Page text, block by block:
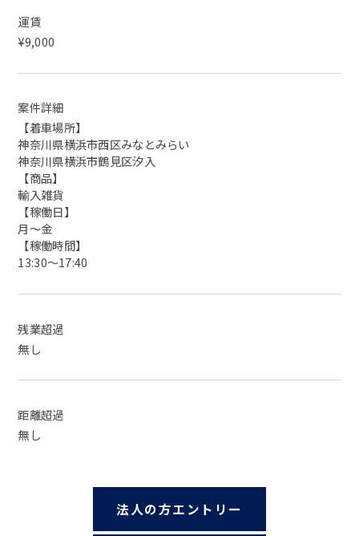
運賃
¥9,000
案件詳細
【着車場所】
神奈川県横浜市西区みなとみらい
神奈川県横浜市鶴見区汐入
【商品】
輸入雑貨
【稼働日】
月～金
【稼働時間】
13:30～17:40
残業超過
無し
距離超過
無し
法人の方エントリー